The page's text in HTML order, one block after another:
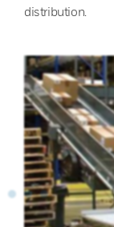
distribution.